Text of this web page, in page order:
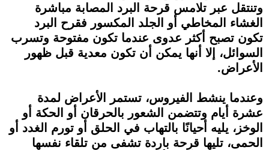
وتنتقل عبر تلامس قرحة البرد المصابة مباشرة
الغشاء المخاطي أو الجلد المكسور فقرح البرد
تكون تصبح أكثر عدوى عندما تكون مفتوحة وتسرب
السوائل، إلا أنها يمكن أن تكون معدية قبل ظهور
الأعراض.
وعندما ينشط الفيروس، تستمر الأعراض لمدة
عشرة أيام وتتضمن الشعور بالحرقان أو الحكة أو
الوخز، يليه أحيانًا بالتهاب في الحلق أو تورم الغدد أو
الحمى، تليها قرحة باردة تشفى من تلقاء نفسها